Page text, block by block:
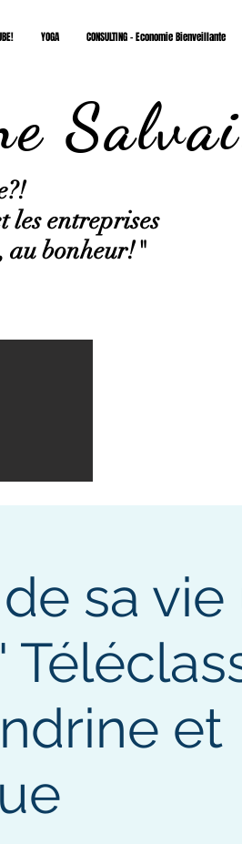
YOGA CONSULTING - Economie Bienveillante
les entreprises
au bonheur!"
sa vie
et